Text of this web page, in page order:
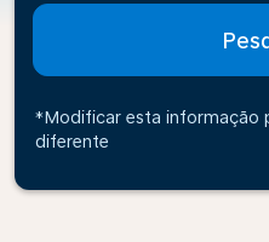
*Modificar esta informação
diferente